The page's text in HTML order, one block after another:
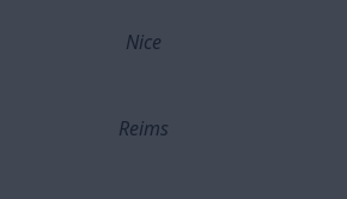
Nice
Reims